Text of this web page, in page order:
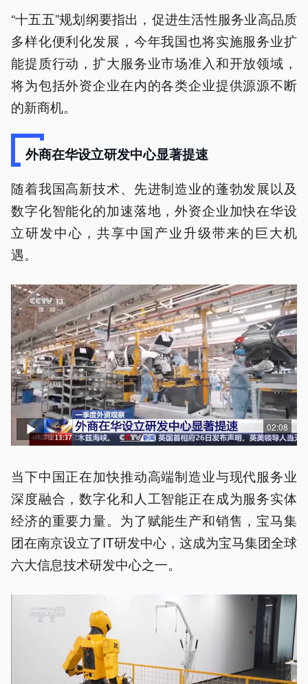
“十五五”规划纲要指出，促进生活性服务业高品质
多样化便利化发展，今年我国也将实施服务业扩
能提质行动，扩大服务业市场准入和开放领域，
将为包括外资企业在内的各类企业提供源源不断
的新商机。
外商在华设立研发中心显著提速
随着我国高新技术、先进制造业的蓬勃发展以及
数字化智能化的加速落地，外资企业加快在华设
立研发中心，共享中国产业升级带来的巨大机
遇。
02:08
当下中国正在加快推动高端制造业与现代服务业
深度融合，数字化和人工智能正在成为服务实体
经济的重要力量。为了赋能生产和销售，宝马集
团在南京设立了IT研发中心，这成为宝马集团全球
六大信息技术研发中心之一。